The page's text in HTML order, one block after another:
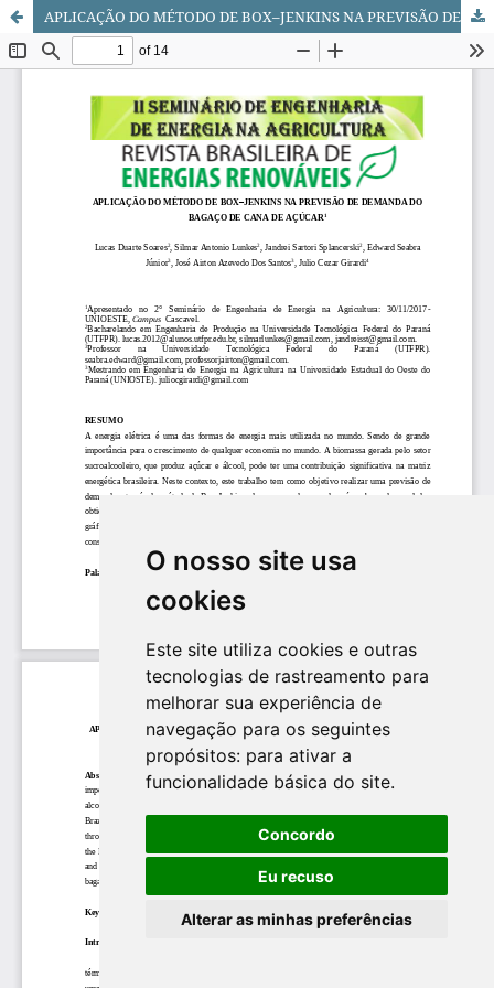
O nosso site usa
cookies
Este site utiliza cookies e outras
tecnologias de rastreamento para
melhorar sua experiência de
navegação para os seguintes
propósitos: para ativar a
funcionalidade básica do site.
Concordo
Eu recuso
Alterar as minhas preferências
APLICAÇÃO DO MÉTODO DE BOX–JENKINS NA PREVISÃO DE DEMANDA DO BAGAÇO DE CANA DE AÇÚCAR